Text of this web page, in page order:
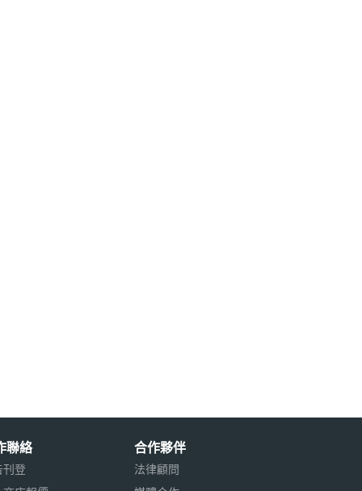
聯絡
刊登
合作夥伴
法律顧問